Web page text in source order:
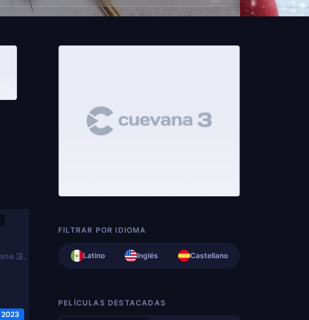
2023
FILTRAR POR IDIOMA
Latino Inglés Castellano
PELÍCULAS DESTACADAS